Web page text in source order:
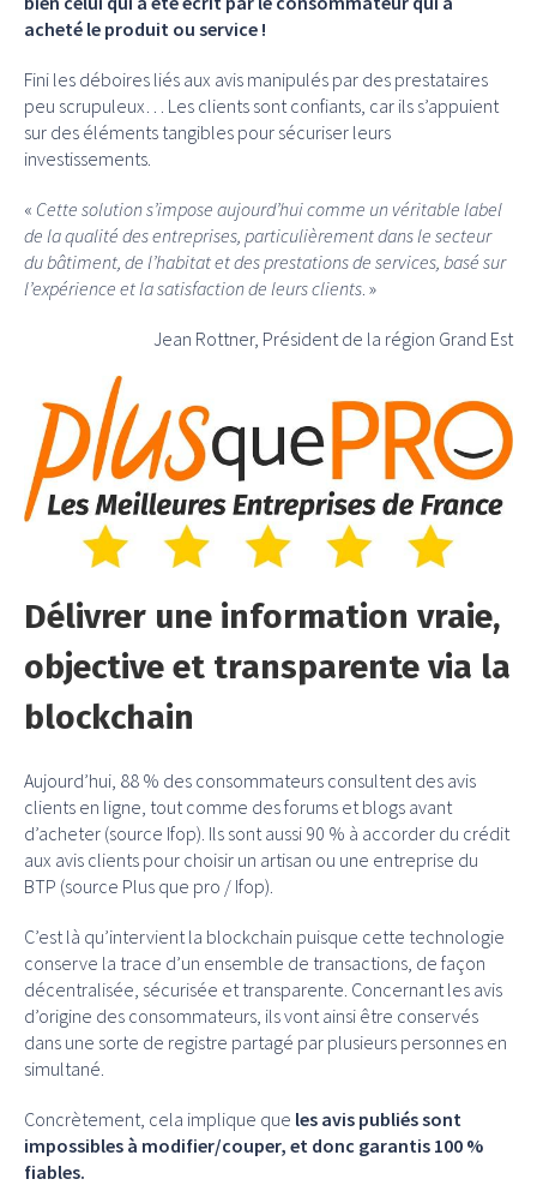
acheté le produit ou service !
Fini les déboires liés aux avis manipulés par des prestataires
peu scrupuleux… Les clients sont confiants, car ils s’appuient
sur des éléments tangibles pour sécuriser leurs
investissements.
« Cette solution s’impose aujourd’hui comme un véritable label
de la qualité des entreprises, particulièrement dans le secteur
du bâtiment, de l’habitat et des prestations de services, basé sur
l’expérience et la satisfaction de leurs clients. »
Jean Rottner, Président de la région Grand Est
Délivrer une information vraie,
objective et transparente via la
blockchain
Aujourd’hui, 88 % des consommateurs consultent des avis
clients en ligne, tout comme des forums et blogs avant
d’acheter (source Ifop). Ils sont aussi 90 % à accorder du crédit
aux avis clients pour choisir un artisan ou une entreprise du
BTP (source Plus que pro / Ifop).
C’est là qu’intervient la blockchain puisque cette technologie
conserve la trace d’un ensemble de transactions, de façon
décentralisée, sécurisée et transparente. Concernant les avis
d’origine des consommateurs, ils vont ainsi être conservés
dans une sorte de registre partagé par plusieurs personnes en
simultané.
Concrètement, cela implique que les avis publiés sont
impossibles à modifier/couper, et donc garantis 100 %
fiables.